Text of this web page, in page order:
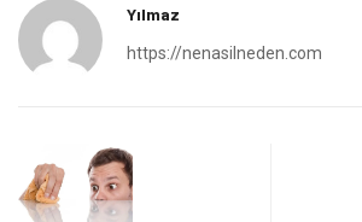
Yılmaz
https://nenasilneden.com